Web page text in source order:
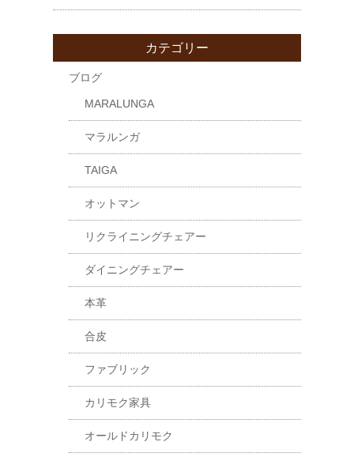
カテゴリー
ブログ
MARALUNGA
マラルンガ
TAIGA
オットマン
リクライニングチェアー
ダイニングチェアー
本革
合皮
ファブリック
カリモク家具
オールドカリモク